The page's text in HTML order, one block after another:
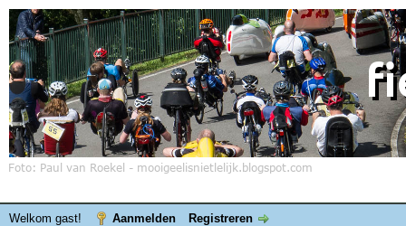
Welkom gast! Aanmelden Registreren